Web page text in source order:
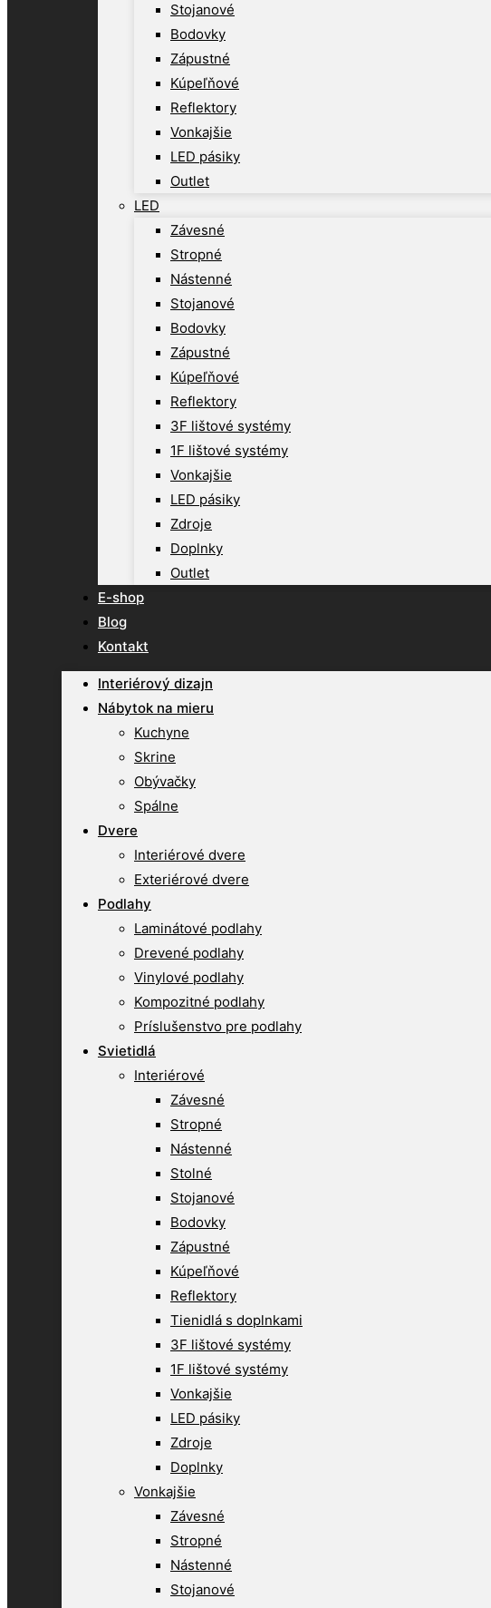
Stojanové
Bodovky
Zápustné
Kúpeľňové
Reflektory
Vonkajšie
LED pásiky
Outlet
LED
Závesné
Stropné
Nástenné
Stojanové
Bodovky
Zápustné
Kúpeľňové
Reflektory
3F lištové systémy
1F lištové systémy
Vonkajšie
LED pásiky
Zdroje
Doplnky
Outlet
E-shop
Blog
Kontakt
Interiérový dizajn
Nábytok na mieru
Kuchyne
Skrine
Obývačky
Spálne
Dvere
Interiérové dvere
Exteriérové dvere
Podlahy
Laminátové podlahy
Drevené podlahy
Vinylové podlahy
Kompozitné podlahy
Príslušenstvo pre podlahy
Svietidlá
Interiérové
Závesné
Stropné
Nástenné
Stolné
Stojanové
Bodovky
Zápustné
Kúpeľňové
Reflektory
Tienidlá s doplnkami
3F lištové systémy
1F lištové systémy
Vonkajšie
LED pásiky
Zdroje
Doplnky
Vonkajšie
Závesné
Stropné
Nástenné
Stojanové